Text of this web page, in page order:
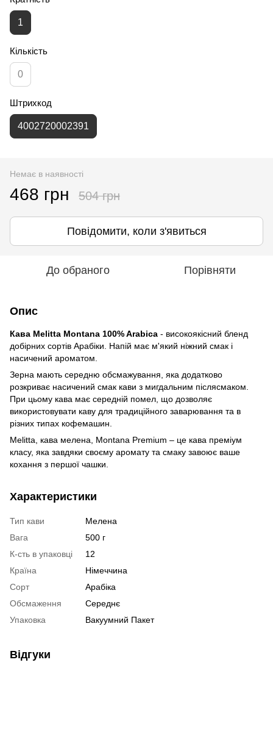
1
Кількість
0
Штрихкод
4002720002391
Немає в наявності
468 грн 504 грн
Повідомити, коли з'явиться
До обраного Порівняти
Опис
Кава Melitta Montana 100% Arabiсa - високоякісний бленд
добірних сортів Арабіки. Напій має м'який ніжний смак і
насичений ароматом.
Зерна мають середню обсмажування, яка додатково
розкриває насичений смак кави з мигдальним післясмаком.
При цьому кава має середній помел, що дозволяє
використовувати каву для традиційного заварювання та в
різних типах кофемашин.
Melitta, кава мелена, Montana Premium – це кава преміум
класу, яка завдяки своєму аромату та смаку завоює ваше
кохання з першої чашки.
Характеристики
Тип кави
Мелена
Вага
500 г
К-сть в упаковці
12
Країна
Німеччина
Сорт
Арабіка
Обсмаження
Середнє
Упаковка
Вакуумний Пакет
Відгуки